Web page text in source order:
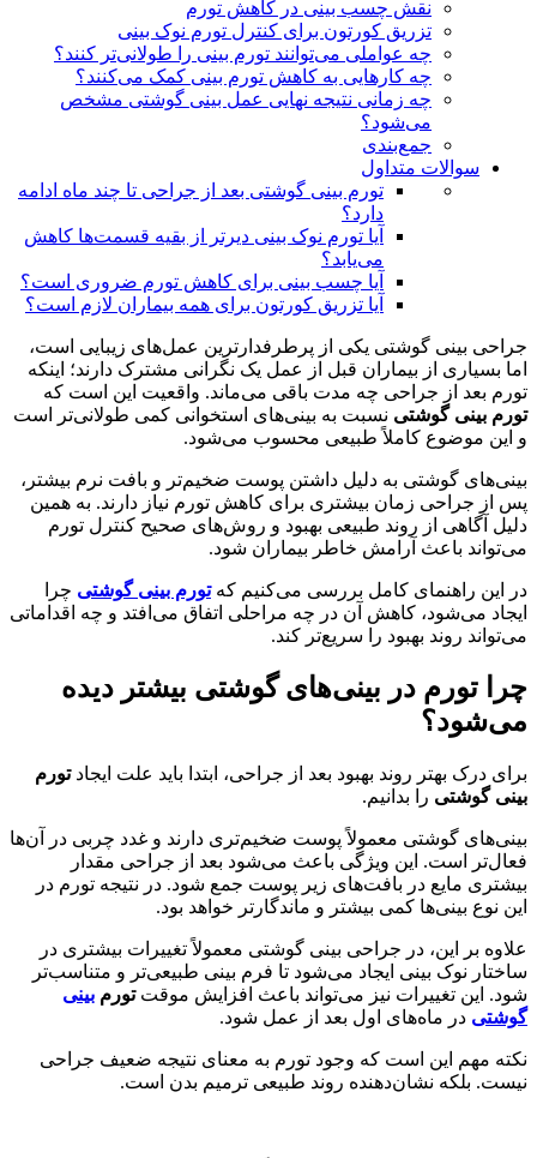
نقش چسب بینی در کاهش تورم
تزریق کورتون برای کنترل تورم نوک بینی
چه عواملی می‌توانند تورم بینی را طولانی‌تر کنند؟
چه کارهایی به کاهش تورم بینی کمک می‌کنند؟
چه زمانی نتیجه نهایی عمل بینی گوشتی مشخص
می‌شود؟
جمع‌بندی
سوالات متداول
تورم بینی گوشتی بعد از جراحی تا چند ماه ادامه
دارد؟
آیا تورم نوک بینی دیرتر از بقیه قسمت‌ها کاهش
می‌یابد؟
آیا چسب بینی برای کاهش تورم ضروری است؟
آیا تزریق کورتون برای همه بیماران لازم است؟
جراحی بینی گوشتی یکی از پرطرفدارترین عمل‌های زیبایی است،
اما بسیاری از بیماران قبل از عمل یک نگرانی مشترک دارند؛ اینکه
تورم بعد از جراحی چه مدت باقی می‌ماند. واقعیت این است که
تورم بینی گوشتی نسبت به بینی‌های استخوانی کمی طولانی‌تر است
و این موضوع کاملاً طبیعی محسوب می‌شود.
بینی‌های گوشتی به دلیل داشتن پوست ضخیم‌تر و بافت نرم بیشتر،
پس از جراحی زمان بیشتری برای کاهش تورم نیاز دارند. به همین
دلیل آگاهی از روند طبیعی بهبود و روش‌های صحیح کنترل تورم
می‌تواند باعث آرامش خاطر بیماران شود.
در این راهنمای کامل بررسی می‌کنیم کهتورم بینی گوشتی چرا
ایجاد می‌شود، کاهش آن در چه مراحلی اتفاق می‌افتد و چه اقداماتی
می‌تواند روند بهبود را سریع‌تر کند.
چرا تورم در بینی‌های گوشتی بیشتر دیده
می‌شود؟
برای درک بهتر روند بهبود بعد از جراحی، ابتدا باید علت ایجادتورم
بینی گوشتی را بدانیم.
بینی‌های گوشتی معمولاً پوست ضخیم‌تری دارند و غدد چربی در آن‌ها
فعال‌تر است. این ویژگی باعث می‌شود بعد از جراحی مقدار
بیشتری مایع در بافت‌های زیر پوست جمع شود. در نتیجه تورم در
این نوع بینی‌ها کمی بیشتر و ماندگارتر خواهد بود.
علاوه بر این، در جراحی بینی گوشتی معمولاً تغییرات بیشتری در
ساختار نوک بینی ایجاد می‌شود تا فرم بینی طبیعی‌تر و متناسب‌تر
شود. این تغییرات نیز می‌تواند باعث افزایش موقتتورم بینی
گوشتی در ماه‌های اول بعد از عمل شود.
نکته مهم این است که وجود تورم به معنای نتیجه ضعیف جراحی
نیست. بلکه نشان‌دهنده روند طبیعی ترمیم بدن است.